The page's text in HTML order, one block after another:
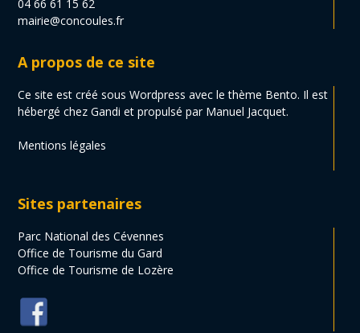
04 66 61 15 62
mairie@concoules.fr
A propos de ce site
Ce site est créé sous Wordpress avec le thème Bento. Il est
hébergé chez Gandi et propulsé par Manuel Jacquet.
Mentions légales
Sites partenaires
Parc National des Cévennes
Office de Tourisme du Gard
Office de Tourisme de Lozère